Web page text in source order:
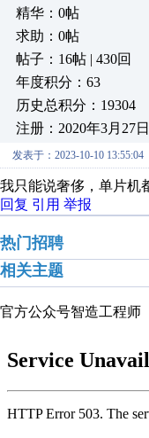
精华：0帖
求助：0帖
帖子：16帖 | 430回
年度积分：63
历史总积分：19304
注册：2020年3月27日
发表于：2023-10-10 13:55:04
我只能说奢侈，单片机
回复 引用 举报
热门招聘
相关主题
官方公众号智造工程师